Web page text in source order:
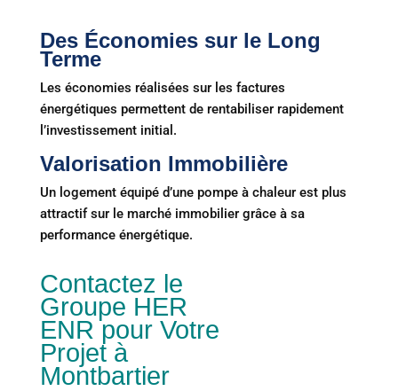
Des Économies sur le Long
Terme
Les économies réalisées sur les factures
énergétiques permettent de rentabiliser rapidement
l’investissement initial.
Valorisation Immobilière
Un logement équipé d’une pompe à chaleur est plus
attractif sur le marché immobilier grâce à sa
performance énergétique.
Contactez le
Groupe HER
ENR pour Votre
Projet à
Montbartier